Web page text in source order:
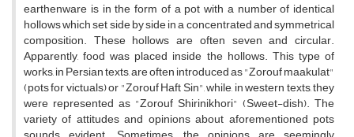
earthenware is in the form of a pot with a number of identical
hollows which set side by side in a concentrated and symmetrical
composition. These hollows are often seven and circular.
Apparently, food was placed inside the hollows. This type of
works, in Persian texts, are often introduced as "Zorouf maakulat"
(pots for victuals) or "Zorouf Haft Sin", while, in western texts, they
were represented as "Zorouf Shirinikhori" (Sweet-dish). The
variety of attitudes and opinions about aforementioned pots